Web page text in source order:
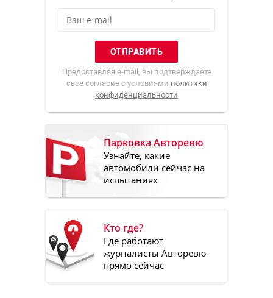
Предоставляя e-mail, вы подтверждаете
свое согласие с условиями политики
конфиденциальности
Парковка Авторевю
Узнайте, какие
автомобили сейчас на
испытаниях
Кто где?
Где работают
журналисты Авторевю
прямо сейчас